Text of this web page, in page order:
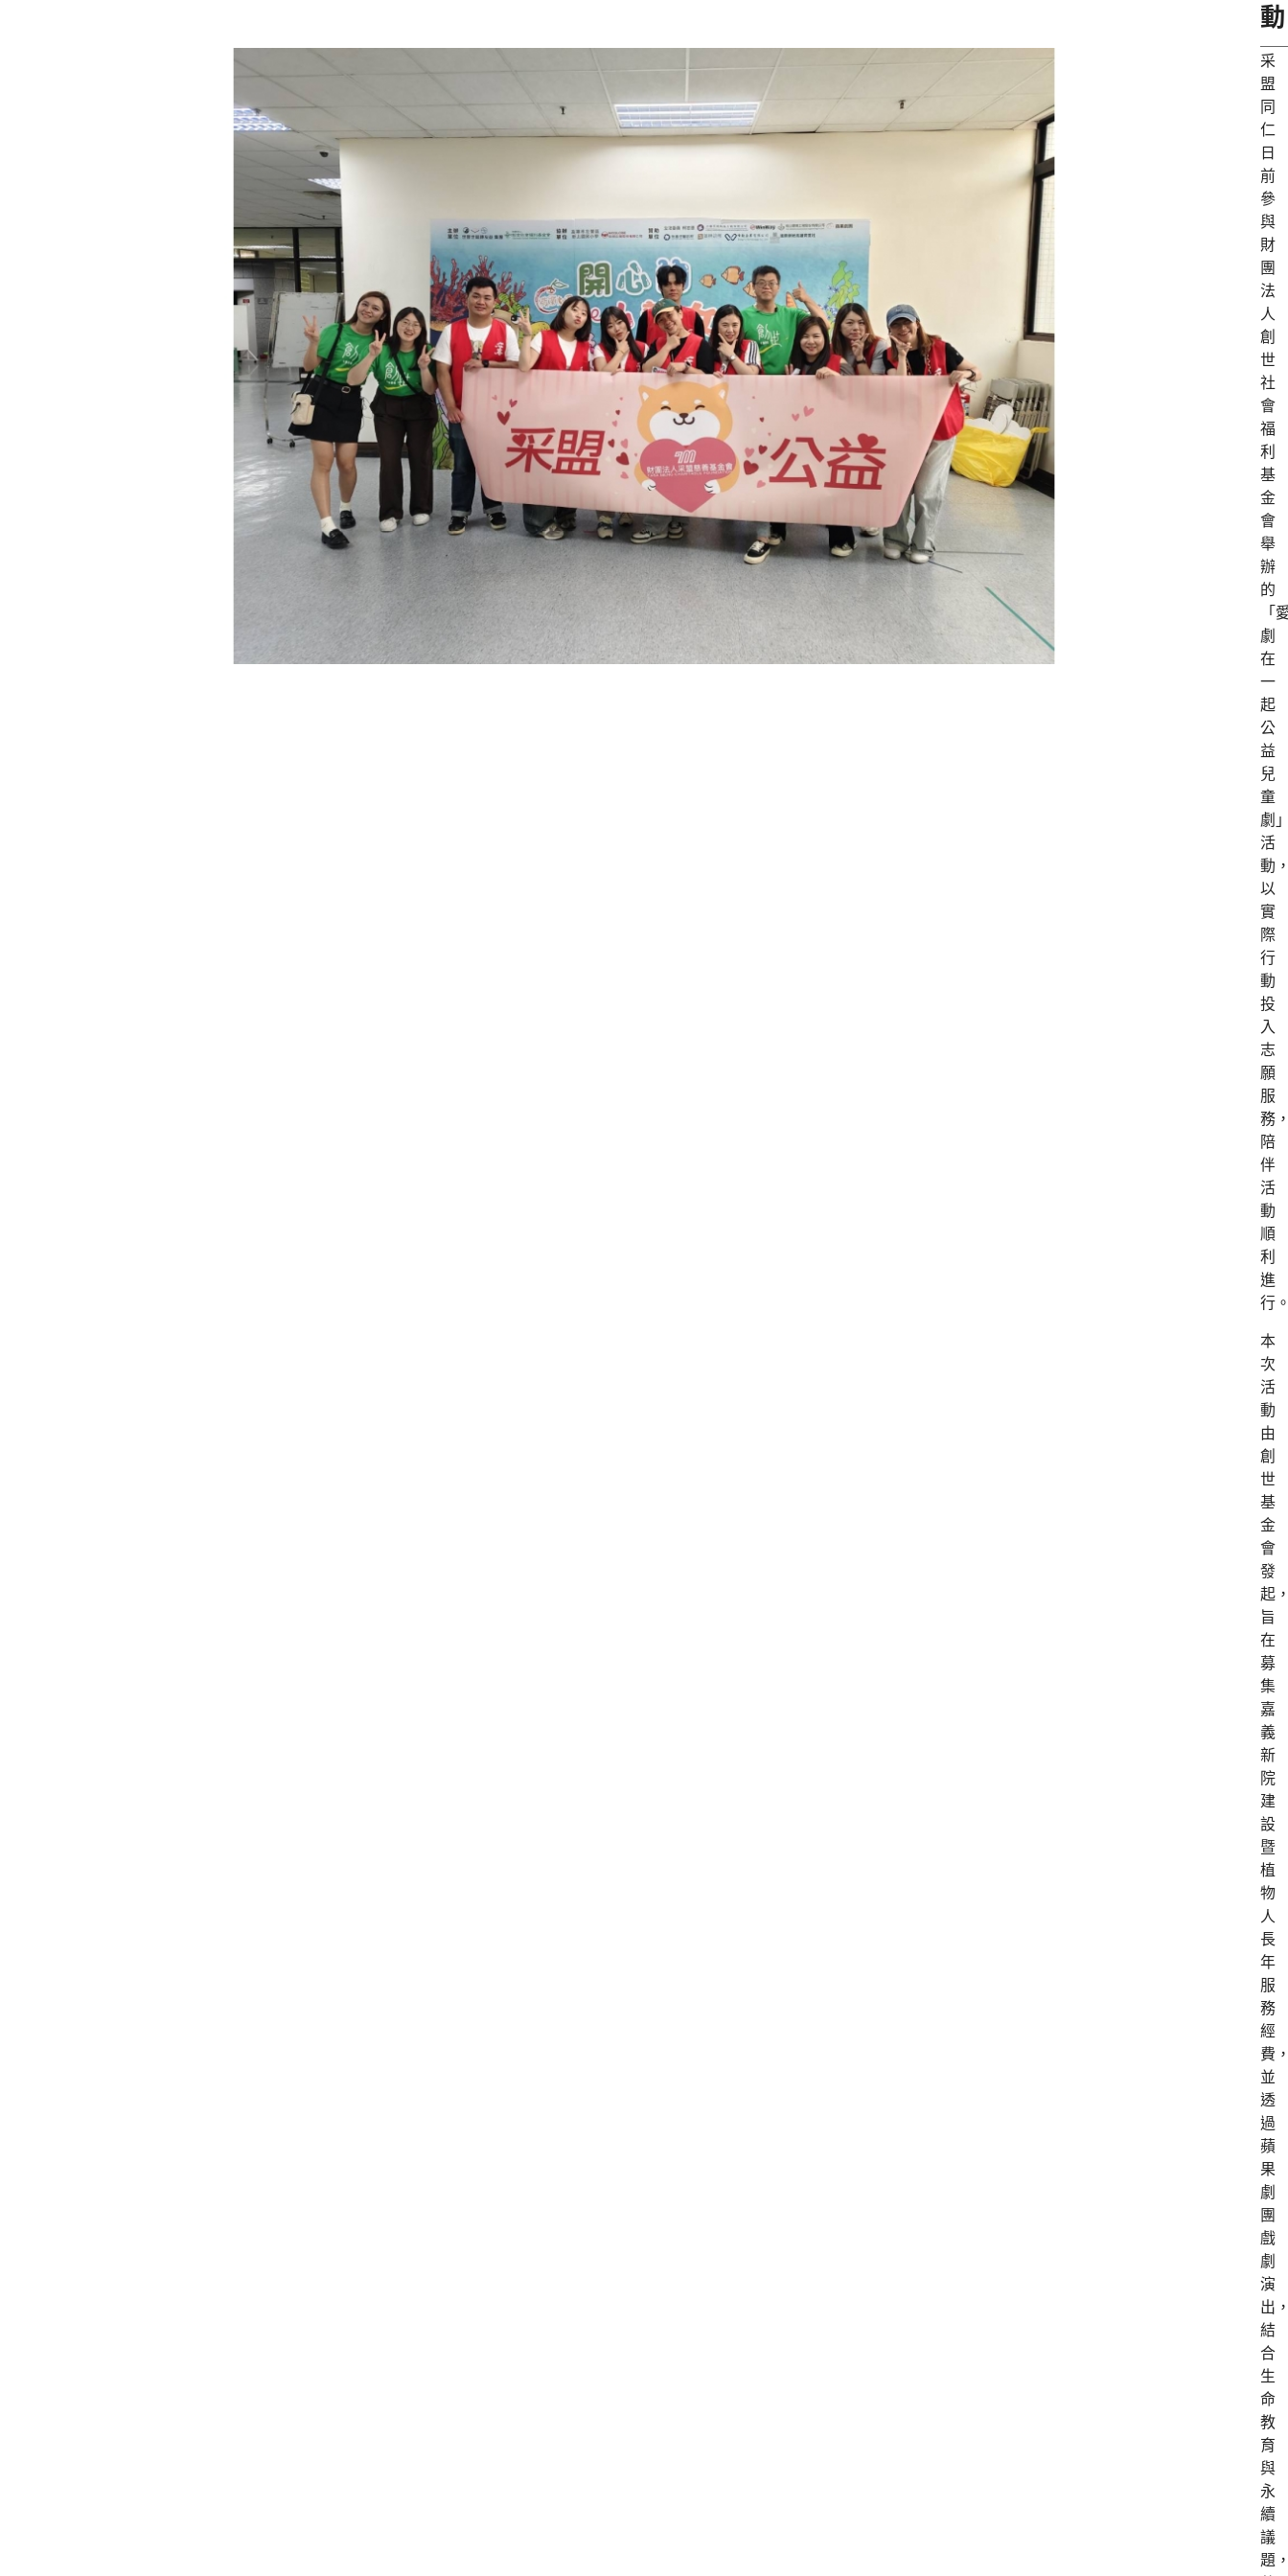
動
采
盟
同
仁
日
前
參
與
財
團
法
人
創
世
社
會
福
利
基
金
會
舉
辦
的
「
劇
在
一
起
公
益
兒
童
劇
活
動
以
實
際
行
動
投
入
志
願
服
務
陪
伴
活
動
順
利
進
行
本
次
活
動
由
創
世
基
金
會
發
起
旨
在
募
集
嘉
義
新
院
建
設
暨
植
物
人
長
年
服
務
經
費
並
透
過
蘋
果
劇
團
戲
劇
演
出
結
合
生
命
教
育
與
永
續
議
題